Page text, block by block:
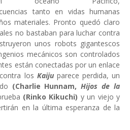
tanto en vidas humanas
materiales. Pronto quedó claro
no bastaban para luchar contra
unos robots gigantescos
mecánicos son controlados
están conectadas por un enlace
los Kaiju parece perdida, un
(Charlie Hunnam,Hijos de la
(Rinko Kikuchi) y un viejo y
en la última esperanza de la